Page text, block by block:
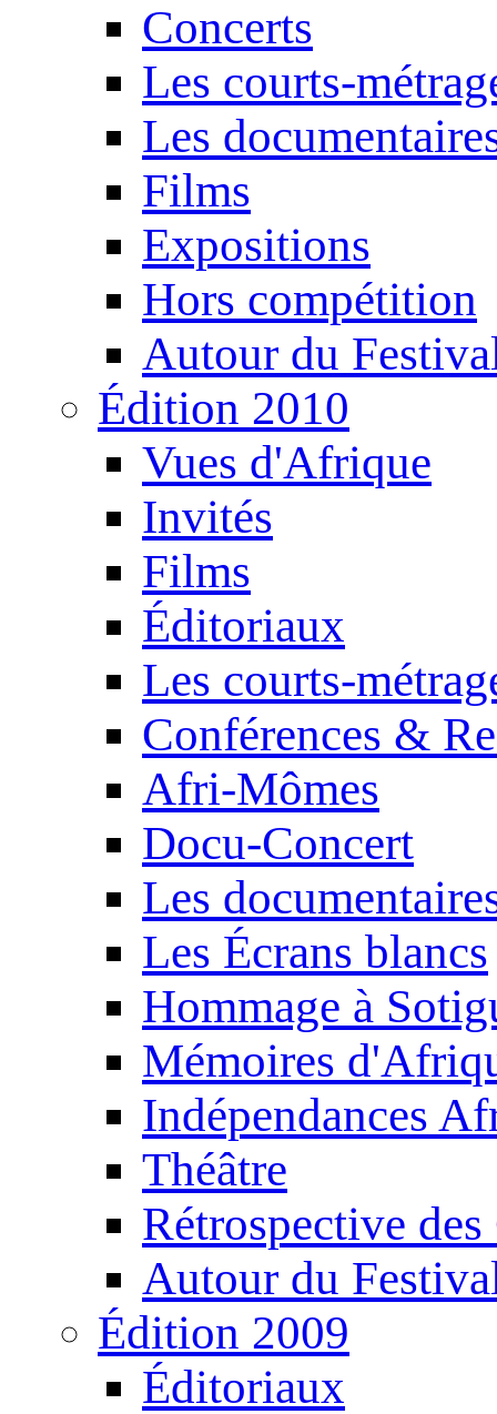
Concerts
Les courts-
Les
Films
Expositions
Hors compétition
Autour du
Édition 2010
Vues d'Afrique
Invités
Films
Éditoriaux
Les courts-
Conférences &
Afri-Mômes
Docu-Concert
Les
Les Écrans blancs
Hommage à
Mémoires
Indépendances
Théâtre
Rétrospective
Autour du
Édition 2009
Éditoriaux